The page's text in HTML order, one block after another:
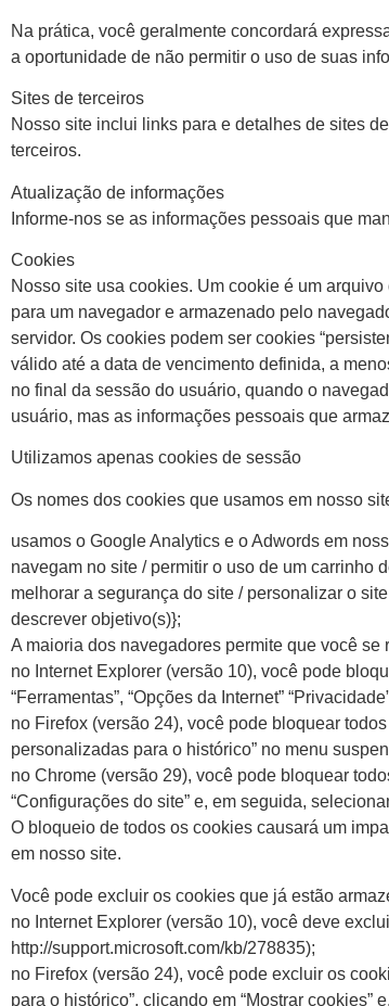
Na prática, você geralmente concordará
a oportunidade de não permitir o uso de suas
Sites de terceiros
Nosso site inclui links para e detalhes de sites
terceiros.
Atualização de informações
Informe-nos se as informações pessoais que
Cookies
Nosso site usa cookies. Um cookie é um
para um navegador e armazenado pelo
servidor. Os cookies podem ser cookies
válido até a data de vencimento definida, a
no final da sessão do usuário, quando o
usuário, mas as informações pessoais que
Utilizamos apenas cookies de sessão
Os nomes dos cookies que usamos em nosso
usamos o Google Analytics e o Adwords em
navegam no site / permitir o uso de um carrinho
melhorar a segurança do site / personalizar o
descrever objetivo(s)};
A maioria dos navegadores permite que você
no Internet Explorer (versão 10), você pode
“Ferramentas”, “Opções da Internet”
no Firefox (versão 24), você pode bloquear
personalizadas para o histórico” no menu
no Chrome (versão 29), você pode bloquear
“Configurações do site” e, em seguida,
O bloqueio de todos os cookies causará um
em nosso site.
Você pode excluir os cookies que já estão
no Internet Explorer (versão 10), você deve
http://support.microsoft.com/kb/278835);
no Firefox (versão 24), você pode excluir os
para o histórico”, clicando em “Mostrar cookies”